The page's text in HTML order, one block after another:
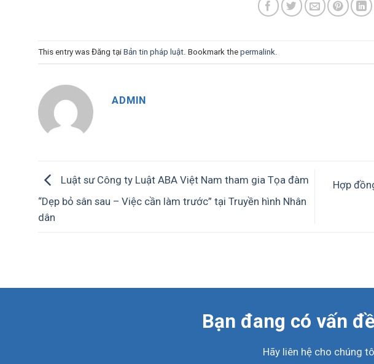
This entry was Đăng tại Bản tin pháp luật . Bookmark the permalink
ADMIN
Luật sư Công ty Luật ABA Việt Nam tham gia Tọa đàm
“Dẹp bỏ sân sau – Việc cần làm trước” tại Truyền hình Nhân
dân
Hợp
Bạn đang có vấn
Hãy liên hệ cho chúng